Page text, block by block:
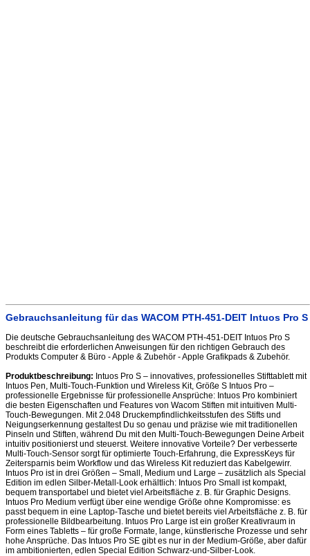
Gebrauchsanleitung für das WACOM PTH-451-DEIT Intuos Pro S
Die deutsche Gebrauchsanleitung des WACOM PTH-451-DEIT Intuos Pro S
beschreibt die erforderlichen Anweisungen für den richtigen Gebrauch des
Produkts Computer & Büro - Apple & Zubehör - Apple Grafikpads & Zubehör.
Produktbeschreibung: Intuos Pro S – innovatives, professionelles Stifttablett mit
Intuos Pen, Multi-Touch-Funktion und Wireless Kit, Größe S Intuos Pro –
professionelle Ergebnisse für professionelle Ansprüche: Intuos Pro kombiniert
die besten Eigenschaften und Features von Wacom Stiften mit intuitiven Multi-
Touch-Bewegungen. Mit 2.048 Druckempfindlichkeitsstufen des Stifts und
Neigungserkennung gestaltest Du so genau und präzise wie mit traditionellen
Pinseln und Stiften, während Du mit den Multi-Touch-Bewegungen Deine Arbeit
intuitiv positionierst und steuerst. Weitere innovative Vorteile? Der verbesserte
Multi-Touch-Sensor sorgt für optimierte Touch-Erfahrung, die ExpressKeys für
Zeitersparnis beim Workflow und das Wireless Kit reduziert das Kabelgewirr.
Intuos Pro ist in drei Größen – Small, Medium und Large – zusätzlich als Special
Edition im edlen Silber-Metall-Look erhältlich: Intuos Pro Small ist kompakt,
bequem transportabel und bietet viel Arbeitsfläche z. B. für Graphic Designs.
Intuos Pro Medium verfügt über eine wendige Größe ohne Kompromisse: es
passt bequem in eine Laptop-Tasche und bietet bereits viel Arbeitsfläche z. B. für
professionelle Bildbearbeitung. Intuos Pro Large ist ein großer Kreativraum in
Form eines Tabletts – für große Formate, lange, künstlerische Prozesse und sehr
hohe Ansprüche. Das Intuos Pro SE gibt es nur in der Medium-Größe, aber dafür
im ambitionierten, edlen Special Edition Schwarz-und-Silber-Look.